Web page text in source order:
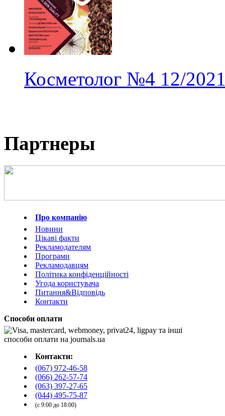
Косметолог №4 12/
Партнеры
Про компанію
Новини
Цікаві факти
Рекламодателям
Програми
Рекламодавцям
Політика конфіденційності
Угода користувача
Питання&Відповідь
Контакти
Способи оплати
Контакти:
(067) 972-46-58
(066) 262-57-74
(063) 397-27-65
(044) 495-75-87
(с 9:00 до 18:00)